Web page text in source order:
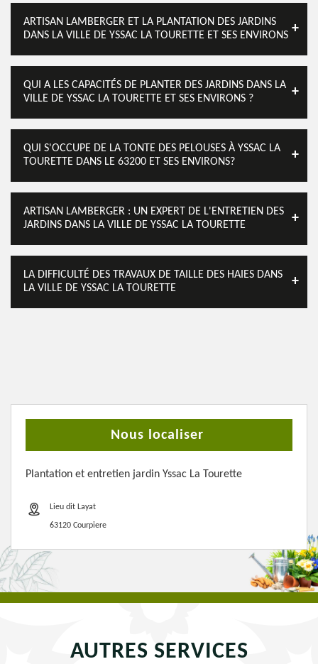
ARTISAN LAMBERGER ET LA PLANTATION DES JARDINS
DANS LA VILLE DE YSSAC LA TOURETTE ET SES ENVIRONS
QUI A LES CAPACITÉS DE PLANTER DES JARDINS DANS LA
VILLE DE YSSAC LA TOURETTE ET SES ENVIRONS ?
QUI S'OCCUPE DE LA TONTE DES PELOUSES À YSSAC LA
TOURETTE DANS LE 63200 ET SES ENVIRONS?
ARTISAN LAMBERGER : UN EXPERT DE L'ENTRETIEN DES
JARDINS DANS LA VILLE DE YSSAC LA TOURETTE
LA DIFFICULTÉ DES TRAVAUX DE TAILLE DES HAIES DANS
LA VILLE DE YSSAC LA TOURETTE
Nous localiser
Plantation et entretien jardin Yssac La Tourette
Lieu dit Layat
63120 Courpiere
AUTRES SERVICES